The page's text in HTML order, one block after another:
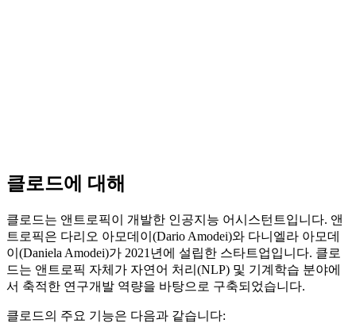
클로드에 대해
클로드는 앤트로픽이 개발한 인공지능 어시스턴트입니다. 앤
트로픽은 다리오 아모데이(Dario Amodei)와 다니엘라 아모데
이(Daniela Amodei)가 2021년에 설립한 스타트업입니다. 클로
드는 앤트로픽 자체가 자연어 처리(NLP) 및 기계학습 분야에
서 축적한 연구개발 역량을 바탕으로 구축되었습니다.
클로드의 주요 기능은 다음과 같습니다: